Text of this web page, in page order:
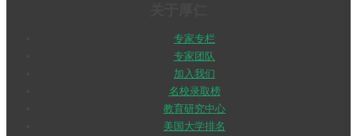
专家专栏
专家团队
加入我们
名校录取榜
教育研究中心
美国大学排名